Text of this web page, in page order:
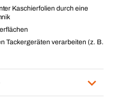
Kaschierfolien durch eine
Tackergeräten verarbeiten (z. B.